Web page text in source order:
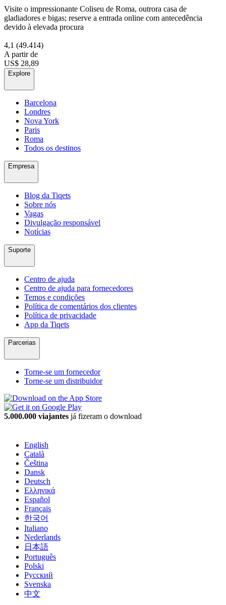
Visite o impressionante Coliseu de Roma, outrora casa de
gladiadores e bigas; reserve a entrada online com antecedência
devido à elevada procura
4,1 (49.414)
A partir de
US$ 28,89
Explore
Barcelona
Londres
Nova York
Paris
Roma
Todos os destinos
Empresa
Blog da Tiqets
Sobre nós
Vagas
Divulgação responsável
Notícias
Suporte
Centro de ajuda
Centro de ajuda para fornecedores
Temos e condições
Política de comentários dos clientes
Política de privacidade
App da Tiqets
Parcerias
Torne-se um fornecedor
Torne-se um distribuidor
5.000.000 viajantes já fizeram o download
English
Català
Čeština
Dansk
Deutsch
Ελληνικά
Español
Français
한국어
Italiano
Nederlands
日本語
Português
Polski
Русский
Svenska
中文